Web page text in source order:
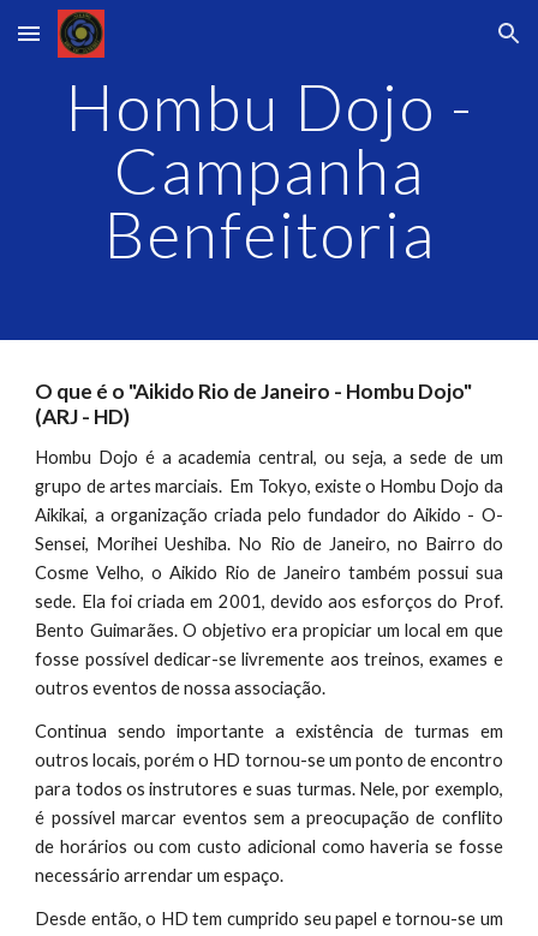
Skip to main content Skip to navigation
Hombu Dojo -
Campanha
Benfeitoria
O que é o "Aikido Rio de Janeiro - Hombu Dojo"
(ARJ - HD)
Hombu Dojo é a academia central, ou seja, a sede de um
grupo de artes marciais. Em Tokyo, existe o Hombu Dojo da
Aikikai, a organização criada pelo fundador do Aikido - O-
Sensei, Morihei Ueshiba. No Rio de Janeiro, no Bairro do
Cosme Velho, o Aikido Rio de Janeiro também possui sua
sede. Ela foi criada em 2001, devido aos esforços do Prof.
Bento Guimarães. O objetivo era propiciar um local em que
fosse possível dedicar-se livremente aos treinos, exames e
outros eventos de nossa associação.
Continua sendo importante a existência de turmas em
outros locais, porém o HD tornou-se um ponto de encontro
para todos os instrutores e suas turmas. Nele, por exemplo,
é possível marcar eventos sem a preocupação de conflito
de horários ou com custo adicional como haveria se fosse
necessário arrendar um espaço.
Desde então, o HD tem cumprido seu papel e tornou-se um